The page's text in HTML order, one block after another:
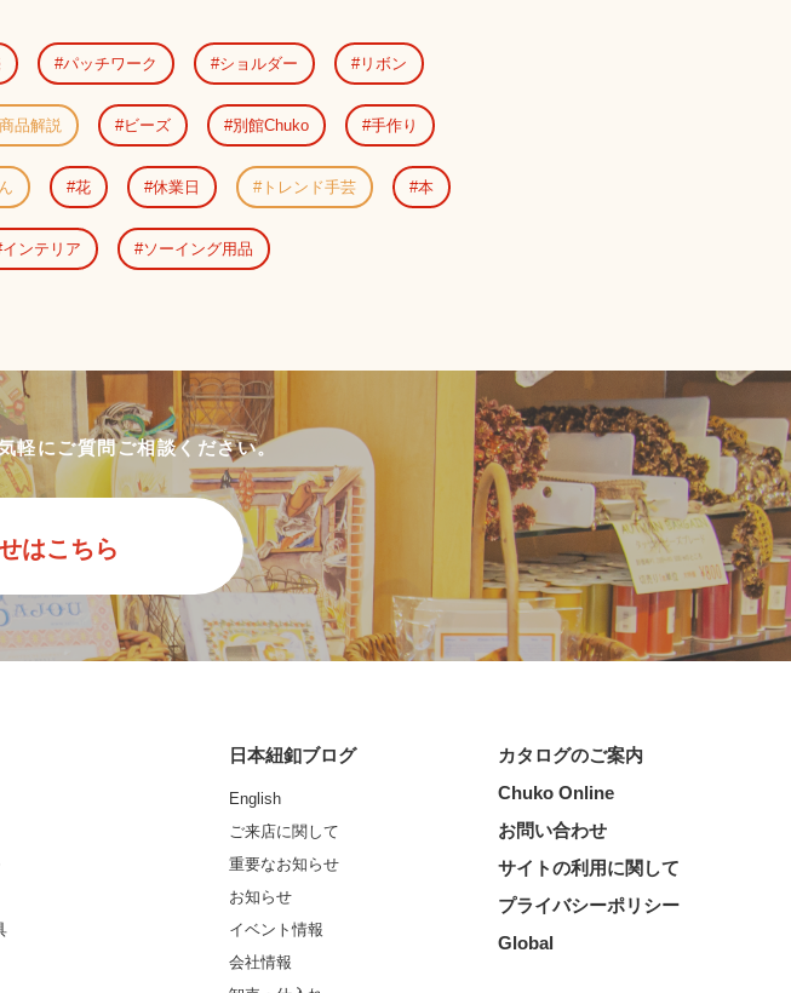
パッチワーク ショルダー リボン
品解説 ビーズ 別館Chuko 手作り
花 休業日 トレンド手芸 本
インテリア ソーイング用品
軽にご質問ご相談ください。
はこちら
日本紐釦ブログ
English
ご来店に関して
重要なお知らせ
お知らせ
イベント情報
会社情報
カタログのご案内
Chuko Online
お問い合わせ
サイトの利用に関して
プライバシーポリシー
Global